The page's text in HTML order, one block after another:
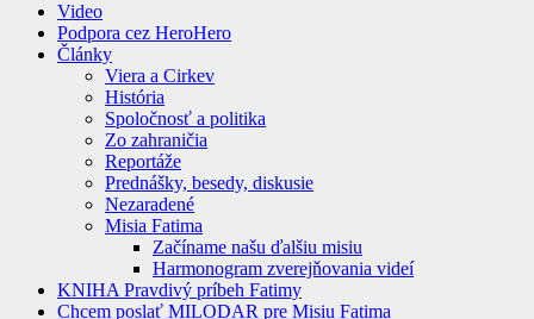
Video
Podpora cez HeroHero
Články
Viera a Cirkev
História
Spoločnosť a politika
Zo zahraničia
Reportáže
Prednášky, besedy, diskusie
Nezaradené
Misia Fatima
Začíname našu ďalšiu misiu
Harmonogram zverejňovania videí
KNIHA Pravdivý príbeh Fatimy
Chcem poslať MILODAR pre Misiu Fatima